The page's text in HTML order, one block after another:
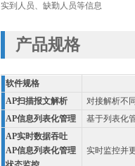
实到人员、缺勤人员等信息
产品规格
软件规格
AP扫描报文解析
对接解析不
AP信息列表化管理
基于列表化
AP实时数据吞吐
AP信息列表化管理
实时监控并